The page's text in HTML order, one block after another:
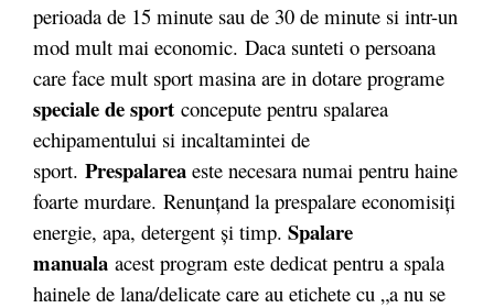
perioada de 15 minute sau de 30 de minute si intr-un
mod mult mai economic. Daca sunteti o persoana
care face mult sport masina are in dotare programe
speciale de sport concepute pentru spalarea
echipamentului si incaltamintei de
sport. Prespalarea este necesara numai pentru haine
foarte murdare. Renunţand la prespalare economisiţi
energie, apa, detergent şi timp. Spalare
manuala acest program este dedicat pentru a spala
hainele de lana/delicate care au etichete cu „a nu se